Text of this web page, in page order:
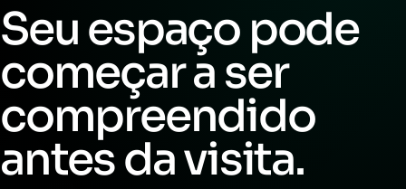
Seu espaço pode
começar a ser
compreendido
antes da visita.